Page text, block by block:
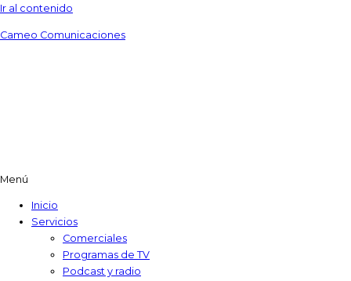
Ir al contenido
Cameo Comunicaciones
Menú
Inicio
Servicios
Comerciales
Programas de TV​
Podcast y radio